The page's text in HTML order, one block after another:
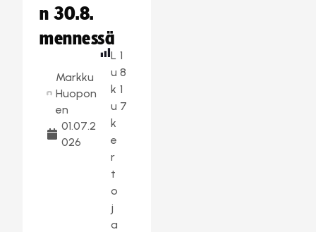
n 30.8.
mennessä
Markku
Huopon
en
01.07.2
026
L
u
k
u
k
e
r
t
o
j
a
1
8
1
7